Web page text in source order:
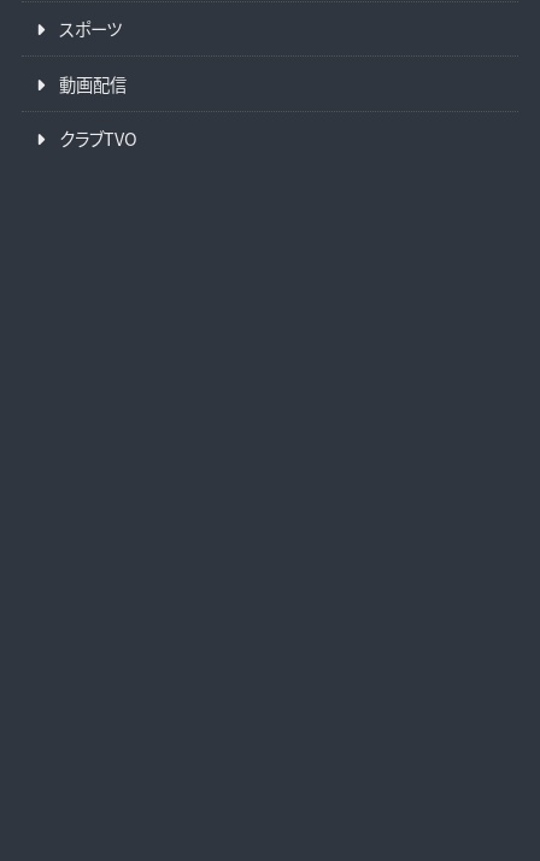
スポーツ
動画配信
クラブTVO